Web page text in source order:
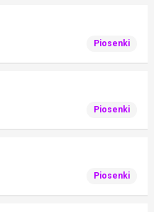
Piosenki
Piosenki
Piosenki